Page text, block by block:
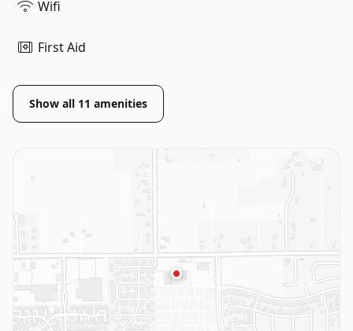
Wifi
First Aid
Show all 11 amenities